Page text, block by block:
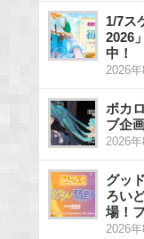
1/7ス
2026
中！
2026
ボカ
ブ企
2026
グッ
ろい
場！
2026